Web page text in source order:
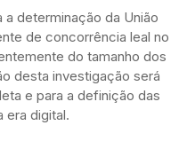
determinação da União
de concorrência leal no
do tamanho dos
desta investigação será
e para a definição das
era digital.